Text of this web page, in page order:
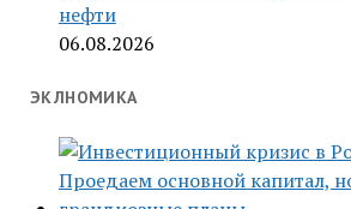
нефти
06.08.2026
ЭКЛНОМИКА